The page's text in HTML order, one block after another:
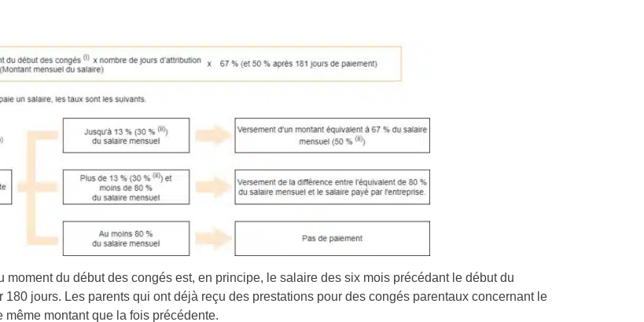
moment du début des congés est, en principe, le salaire des six mois précédant le début du
180 jours. Les parents qui ont déjà reçu des prestations pour des congés parentaux concernant le
même montant que la fois précédente.